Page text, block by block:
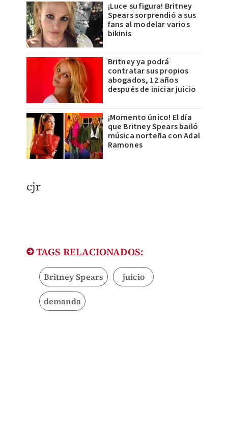
¡Luce su figura! Britney
Spears sorprendió a sus
fans al modelar varios
bikinis
Britney ya podrá
contratar sus propios
abogados, 12 años
después de iniciar juicio
¡Momento único! El día
que Britney Spears bailó
música norteña con Adal
Ramones
cjr
TAGS RELACIONADOS:
Britney Spears juicio
demanda